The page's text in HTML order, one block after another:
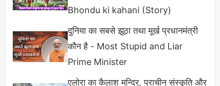
क्षमता (Capacity), प्रदर्शन ( Performance) और
बताता है की Device कितना अच्छा है। Antutu एक चाइनीज
App या सॉफ्टवेयर है जिसको
Beijing Antutu
Bhondu ki kahani (Story)
दुनिया का सबसे झूठा तथा मूर्ख प्रधानमंत्री
कौन है - Most Stupid and Liar
Prime Minister
एलोरा का कैलाश मन्दिर, प्राचीन संस्कृति और